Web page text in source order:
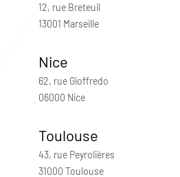
12, rue Breteuil
13001 Marseille
Nice
62, rue Gioffredo
06000 Nice
Toulouse
43, rue Peyrolières
31000 Toulouse